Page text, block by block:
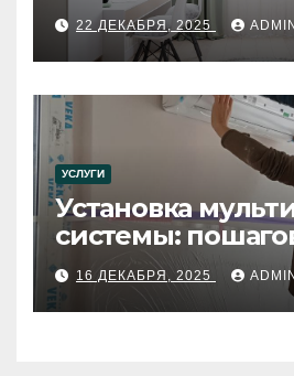
22 ДЕКАБРЯ, 2025 ADMIN
УСЛУГИ
Установка
системы:
руководство
16 ДЕКАБРЯ, 2025 ADMIN